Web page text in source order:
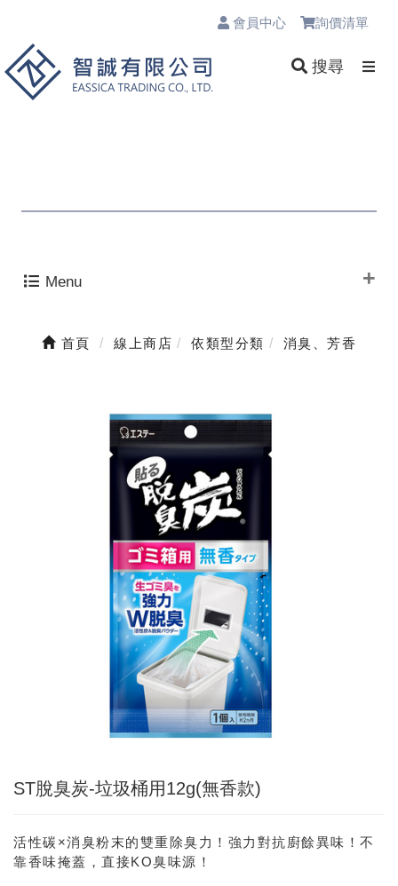
會員中心 詢價清單
搜尋
Menu
首頁 線上商店 依類型分類 消臭、芳香
ST脫臭炭-垃圾桶用12g(無香款)
活性碳×消臭粉末的雙重除臭力！強力對抗廚餘異味！不
靠香味掩蓋，直接KO臭味源！